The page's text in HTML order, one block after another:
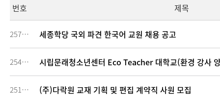
번호 제목
257849 세종학당 국외 파견 한국어 교원 채용 공고
254410 시립문래청소년센터 Eco Teacher 대학교(환경 강사
251785 (주)다락원 교재 기획 및 편집 계약직 사원 모집